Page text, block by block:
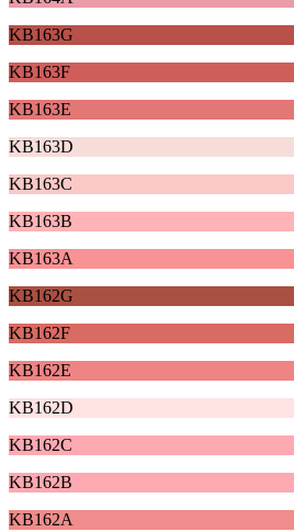
KB163G
KB163F
KB163E
KB163D
KB163C
KB163B
KB163A
KB162G
KB162F
KB162E
KB162D
KB162C
KB162B
KB162A